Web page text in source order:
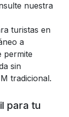
nuestra
turistas en
a
permite
sin
tradicional.
para tu